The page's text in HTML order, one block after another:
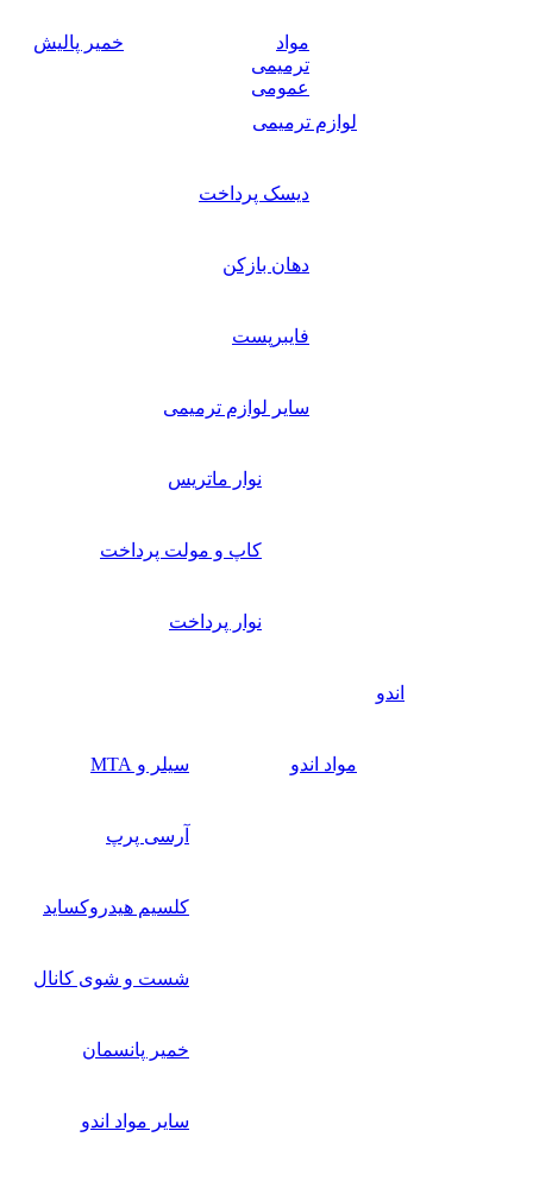
مواد
ترمیمی
عمومی
خمیر پالیش
لوازم ترمیمی
دیسک پرداخت
دهان بازکن
فایبرپست
سایر لوازم ترمیمی
نوار ماتریس
کاپ و مولت پرداخت
نوار پرداخت
اندو
مواد اندو سیلر و MTA
آرسی پرپ
کلسیم هیدروکساید
شست و شوی کانال
خمیر پانسمان
سایر مواد اندو